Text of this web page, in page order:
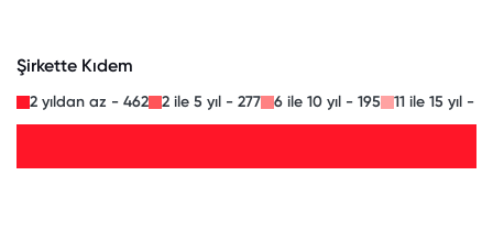
Şirkette Kıdem
2 yıldan az - 462 2 ile 5 yıl - 277 6 ile 10 yıl - 195 11 ile 15 yıl -